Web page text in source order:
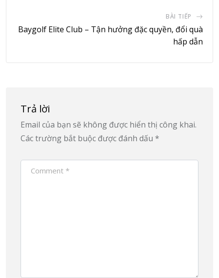
BÀI TIẾP
Baygolf Elite Club – Tận hưởng đặc quyền, đổi quà
hấp dẫn
Trả lời
Email của bạn sẽ không được hiển thị công khai.
Các trường bắt buộc được đánh dấu *